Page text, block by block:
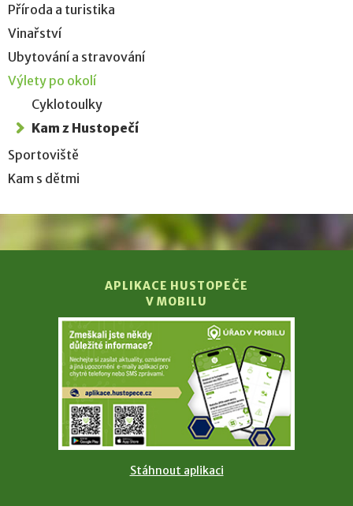
Příroda a turistika
Vinařství
Ubytování a stravování
Výlety po okolí
Cyklotoulky
Kam z Hustopečí
Sportoviště
Kam s dětmi
APLIKACE HUSTOPEČE
V MOBILU
Stáhnout aplikaci